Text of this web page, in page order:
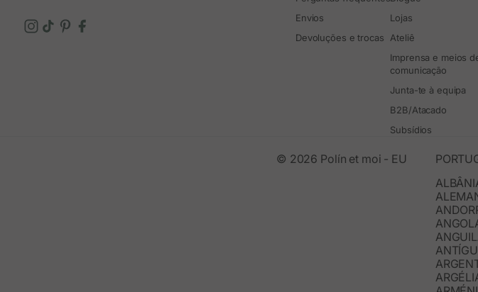
Envios
Devoluções e trocas
Lojas
Ateliê
Imprensa e meios
comunicação
Junta-te à equipa
B2B/Atacado
Subsídios
© 2026 Polín et moi - EU